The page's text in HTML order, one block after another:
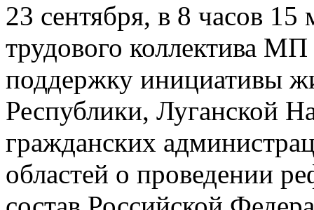
23 сентября, в 8 часов
трудового коллектива
поддержку инициативы
Республики, Луганской
гражданских
областей о проведении